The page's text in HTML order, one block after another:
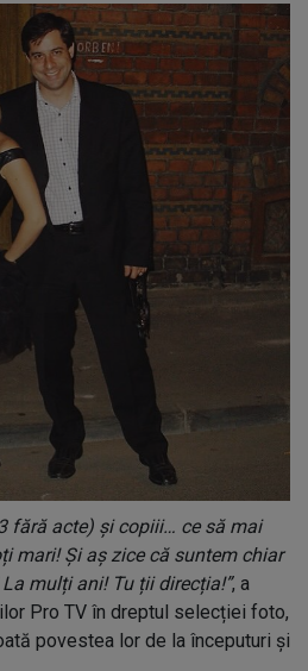
fără acte) și copiii… ce să mai
mari! Și aș zice că suntem chiar
mulți ani! Tu ții direcția!”, a
Pro TV în dreptul selecției foto,
povestea lor de la începuturi și